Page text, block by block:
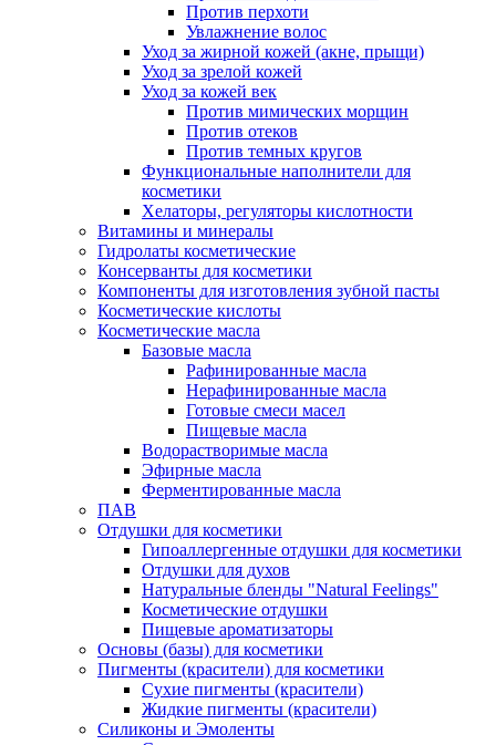
Против перхоти
Увлажнение волос
Уход за жирной кожей (акне, прыщи)
Уход за зрелой кожей
Уход за кожей век
Против мимических морщин
Против отеков
Против темных кругов
Функциональные наполнители для
косметики
Хелаторы, регуляторы кислотности
Витамины и минералы
Гидролаты косметические
Консерванты для косметики
Компоненты для изготовления зубной пасты
Косметические кислоты
Косметические масла
Базовые масла
Рафинированные масла
Нерафинированные масла
Готовые смеси масел
Пищевые масла
Водорастворимые масла
Эфирные масла
Ферментированные масла
ПАВ
Отдушки для косметики
Гипоаллергенные отдушки для косметики
Отдушки для духов
Натуральные бленды "Natural Feelings"
Косметические отдушки
Пищевые ароматизаторы
Основы (базы) для косметики
Пигменты (красители) для косметики
Сухие пигменты (красители)
Жидкие пигменты (красители)
Силиконы и Эмоленты